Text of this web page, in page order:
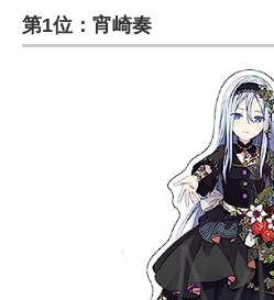
第1位：宵崎奏